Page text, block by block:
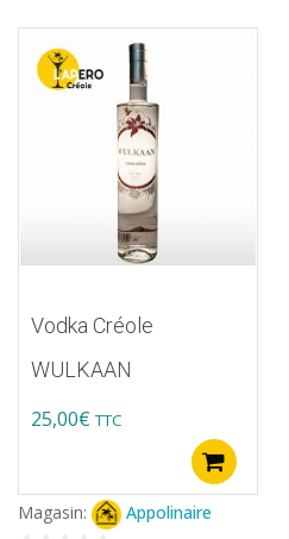
Vodka Créole
WULKAAN
25,00€ TTC
Magasin: Appolinaire